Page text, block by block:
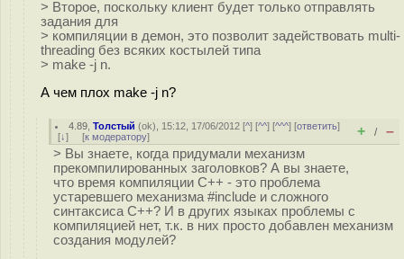
> Второе, поскольку клиент будет только отправлять
задания для
> компиляции в демон, это позволит задействовать multi-
threading без всяких костылей типа
> make -j n.
А чем плох make -j n?
4.89 ,Толстый (ok), 15:12, 17/06/2012 [^] [^^] [^^^] [ответить]
[↓] [к модератору] + / –
> Вы знаете, когда придумали механизм
прекомпилированных заголовков? А вы знаете,
что время компиляции С++ - это проблема
устаревшего механизма #include и сложного
синтаксиса С++? И в других языках проблемы с
компиляцией нет, т.к. в них просто добавлен механизм
создания модулей?